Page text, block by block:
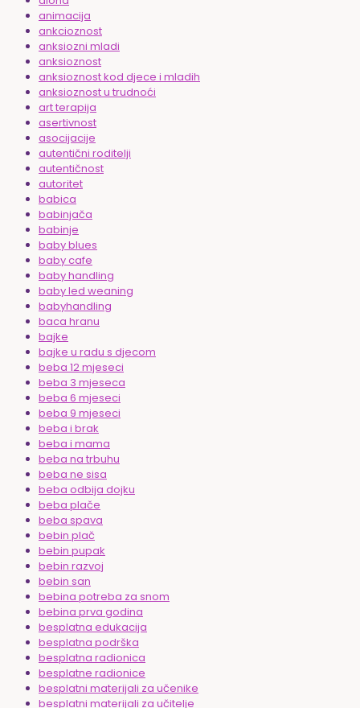
animacija
ankcioznost
anksiozni mladi
anksioznost
anksioznost kod djece i mladih
anksioznost u trudnoći
art terapija
asertivnost
asocijacije
autentični roditelji
autentičnost
autoritet
babica
babinjača
babinje
baby blues
baby cafe
baby handling
baby led weaning
babyhandling
baca hranu
bajke
bajke u radu s djecom
beba 12 mjeseci
beba 3 mjeseca
beba 6 mjeseci
beba 9 mjeseci
beba i brak
beba i mama
beba na trbuhu
beba ne sisa
beba odbija dojku
beba plače
beba spava
bebin plač
bebin pupak
bebin razvoj
bebin san
bebina potreba za snom
bebina prva godina
besplatna edukacija
besplatna podrška
besplatna radionica
besplatne radionice
besplatni materijali za učenike
besplatni materijali za učitelje